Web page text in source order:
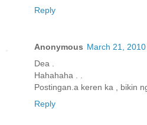
Reply
Anonymous March 21,
Dea .
Hahahaha . .
Postingan.a keren ka , bikin
Reply